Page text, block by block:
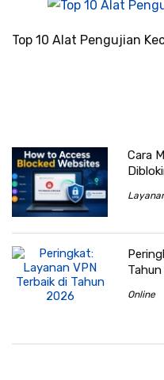
Top 10 Alat Pengujian
Cara
Online